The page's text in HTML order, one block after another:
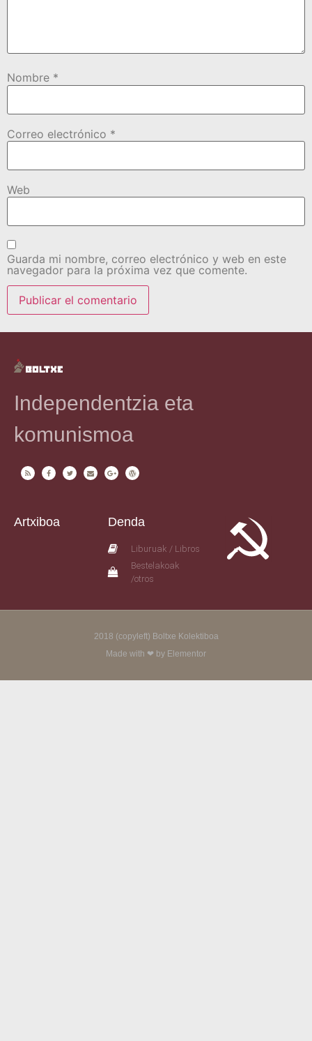
Nombre *
Correo electrónico *
Web
Guarda mi nombre, correo electrónico y web en este
navegador para la próxima vez que comente.
Independentzia eta
komunismoa
Artxiboa Denda
Liburuak / Libros
Bestelakoak
/otros
2018 (copyleft) Boltxe Kolektiboa
Made with ❤ by Elementor